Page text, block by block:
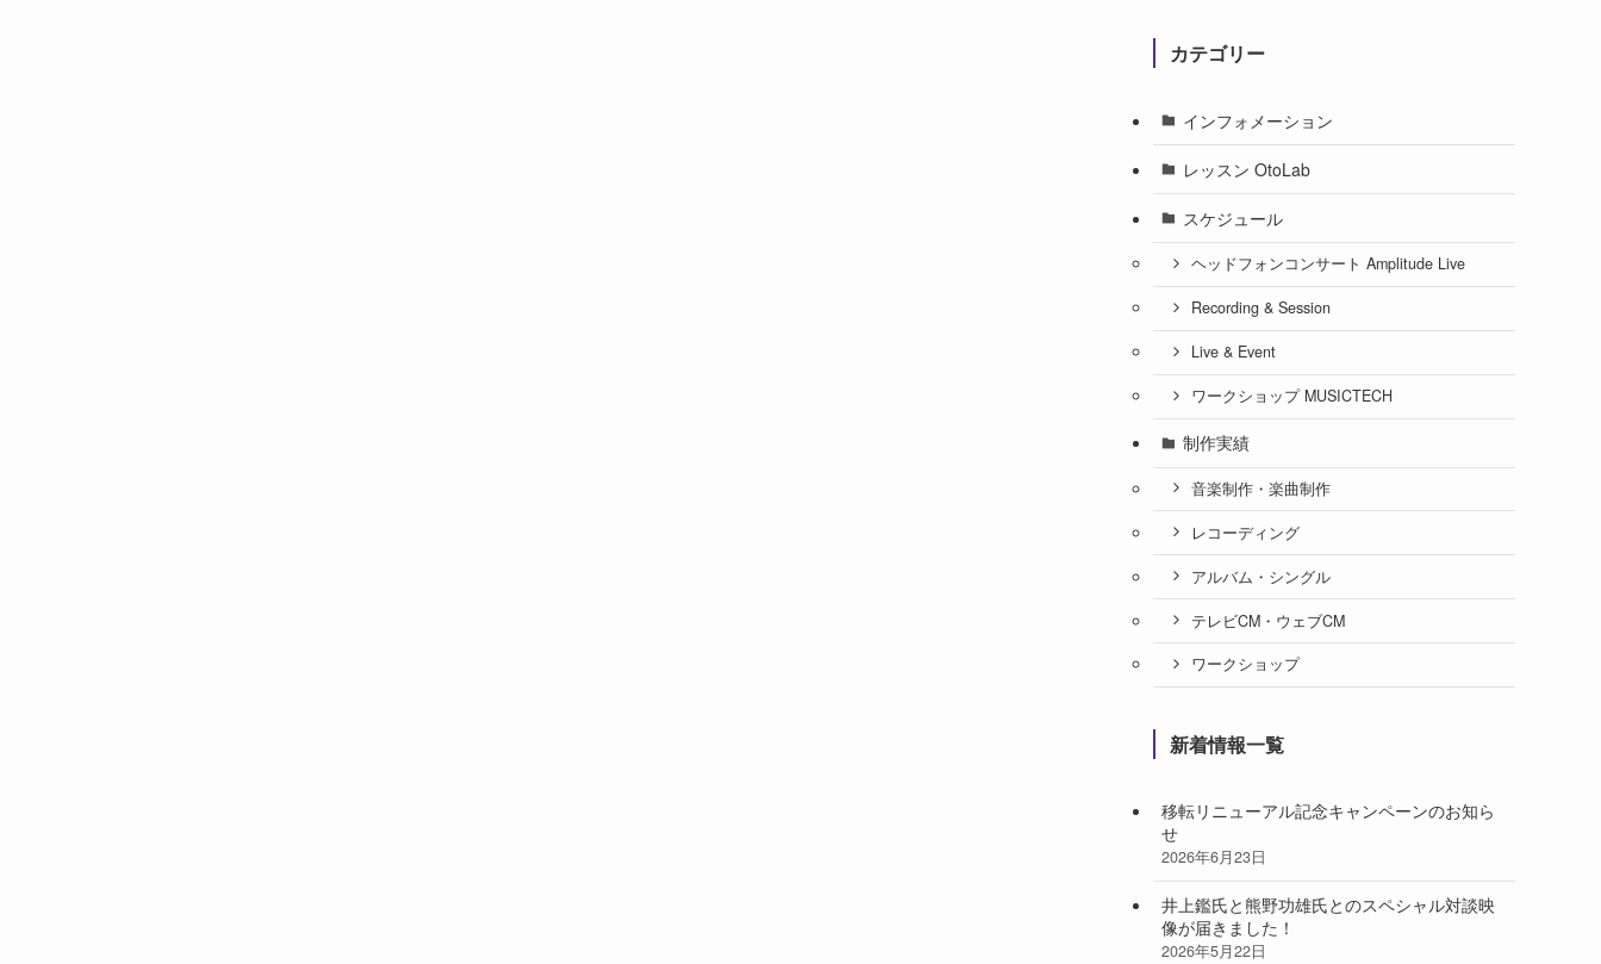
カテゴリー
インフォメーション
レッスン OtoLab
スケジュール
ヘッドフォンコンサート Amplitude Live
Recording & Session
Live & Event
ワークショップ MUSICTECH
制作実績
音楽制作・楽曲制作
レコーディング
アルバム・シングル
テレビCM・ウェブCM
ワークショップ
新着情報一覧
移転リニューアル記念キャンペーンのお知ら
せ
2026年6月23日
井上鑑氏と熊野功雄氏とのスペシャル対談映
像が届きました！
2026年5月22日